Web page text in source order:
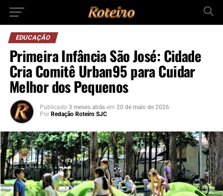
EDUCAÇÃO
Primeira Infância São José: Cidade
Cria Comitê Urban95 para Cuidar
Melhor dos Pequenos
Publicado 3 meses atrás em 20 de maio de 2026
Por Redação Roteiro SJC